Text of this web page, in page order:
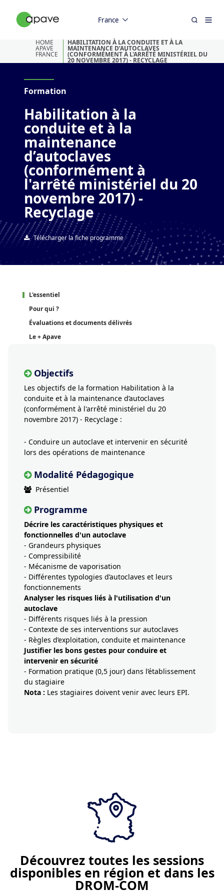
France
HOME
APAVE
FRANCE
HABILITATION À LA CONDUITE ET À LA
MAINTENANCE D’AUTOCLAVES
(CONFORMÉMENT À L'ARRÊTÉ MINISTÉRIEL DU
20 NOVEMBRE 2017) - RECYCLAGE
Formation
Habilitation à la
conduite et à la
maintenance
d’autoclaves
(conformément à
l'arrêté ministériel du 20
novembre 2017) -
Recyclage
Télécharger la fiche programme
L'essentiel
Pour qui ?
Évaluations et documents délivrés
Le + Apave
Objectifs
Les objectifs de la formation Habilitation à la
conduite et à la maintenance d’autoclaves
(conformément à l'arrêté ministériel du 20
novembre 2017) - Recyclage :
- Conduire un autoclave et intervenir en sécurité
lors des opérations de maintenance
Modalité Pédagogique
Présentiel
Programme
Décrire les caractéristiques physiques et
fonctionnelles d'un autoclave
- Grandeurs physiques
- Compressibilité
- Mécanisme de vaporisation
- Différentes typologies d’autoclaves et leurs
fonctionnements
Analyser les risques liés à l'utilisation d'un
autoclave
- Différents risques liés à la pression
- Contexte de ses interventions sur autoclaves
- Règles d’exploitation, conduite et maintenance
Justifier les bons gestes pour conduire et
intervenir en sécurité
- Formation pratique (0,5 jour) dans l’établissement
du stagiaire
Nota : Les stagiaires doivent venir avec leurs EPI.
Découvrez toutes les sessions
disponibles en région et dans les
DROM-COM